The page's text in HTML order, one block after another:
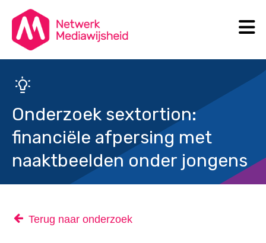
Onderzoek sextortion:
financiële afpersing met
naaktbeelden onder jongens
Terug naar onderzoek